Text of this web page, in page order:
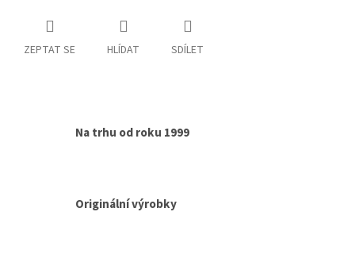
ZEPTAT SE HLÍDAT SDÍLET
Na trhu od roku 1999
Originální výrobky